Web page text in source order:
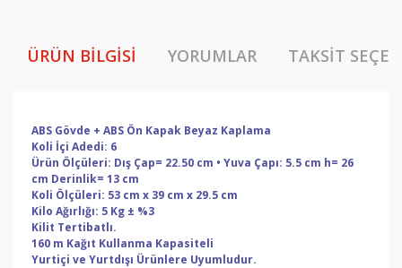
ÜRÜN BILGISI YORUMLAR TAKSIT
ABS Gövde + ABS Ön Kapak Beyaz Kaplama
Koli İçi Adedi: 6
Ürün Ölçüleri: Dış Çap= 22.50 cm • Yuva Çapı: 5.5 cm h= 26
cm Derinlik= 13 cm
Koli Ölçüleri: 53 cm x 39 cm x 29.5 cm
Kilo Ağırlığı: 5 Kg ± %3
Kilit Tertibatlı.
160 m Kağıt Kullanma Kapasiteli
Yurtiçi ve Yurtdışı Ürünlere Uyumludur.